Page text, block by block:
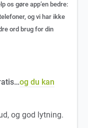
os gøre app’en bedre:
og vi har ikke
ord brug for din
og du kan
og god lytning.